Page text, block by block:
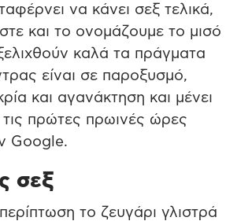
να κάνει σεξ τελικά,
και το ονομάζουμε το μισό
καλά τα πράγματα
είναι σε παροξυσμό,
και αγανάκτηση και μένει
τις πρώτες πρωινές ώρες
Google.
σεξ
το ζευγάρι γλιστρά